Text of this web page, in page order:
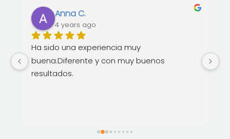
Anna C.
4 years ago
Ha sido una experiencia muy
buena.Diferente y con muy buenos
resultados.